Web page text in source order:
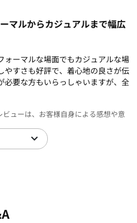
マルからカジュアルまで幅広
ォーマルな場面でもカジュアルな場
やすさも好評で、着心地の良さが伝
必要な方もいらっしゃいますが、全
ューは、お客様自身による感想や意